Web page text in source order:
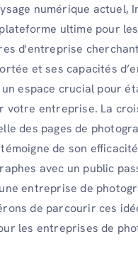
numérique actuel,
ultime pour les
d'entreprise
et ses capacités
espace crucial pour
votre entreprise. La
des pages de
de son
avec un public
entreprise de
de parcourir ces
les entreprises de